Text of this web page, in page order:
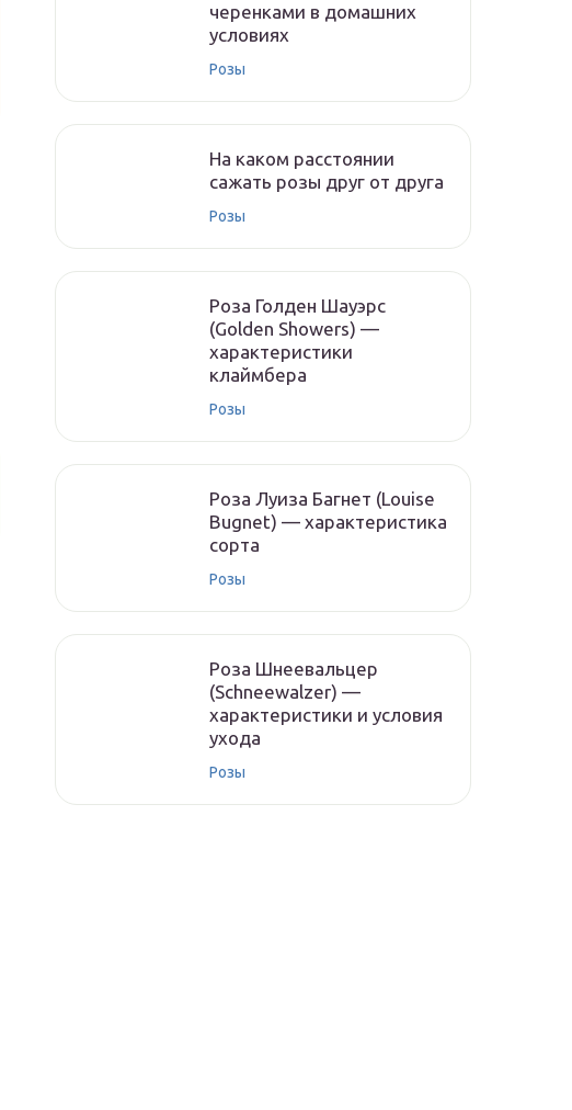
черенками в домашних
условиях
Розы
На каком расстоянии
сажать розы друг от друга
Розы
Роза Голден Шауэрс
(Golden Showers) —
характеристики
клаймбера
Розы
Роза Луиза Багнет (Louise
Bugnet) — характеристика
сорта
Розы
Роза Шнеевальцер
(Schneewalzer) —
характеристики и условия
ухода
Розы